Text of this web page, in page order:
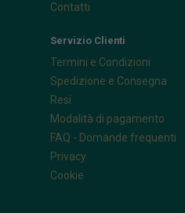
Contatti
Servizio Clienti
Termini e Condizioni
Spedizione e Consegna
Resi
Modalità di pagamento
FAQ - Domande frequenti
Privacy
Cookie